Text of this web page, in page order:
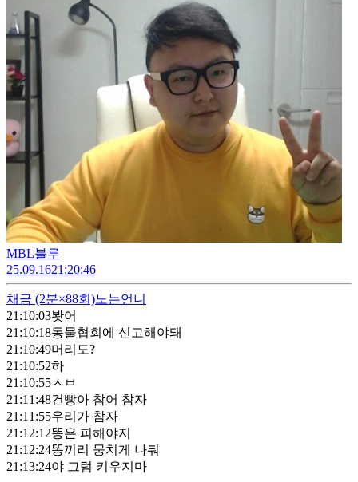
MBL블루
25.09.1621:20:46
채금 (2분×88회)노는언니
21:10:03봣어
21:10:18동물협회에 신고해야돼
21:10:49머리도?
21:10:52하
21:10:55ㅅㅂ
21:11:48건빵아 참어 참자
21:11:55우리가 참자
21:12:12똥은 피해야지
21:12:24똥끼리 뭉치게 나둬
21:13:24야 그럼 키우지마